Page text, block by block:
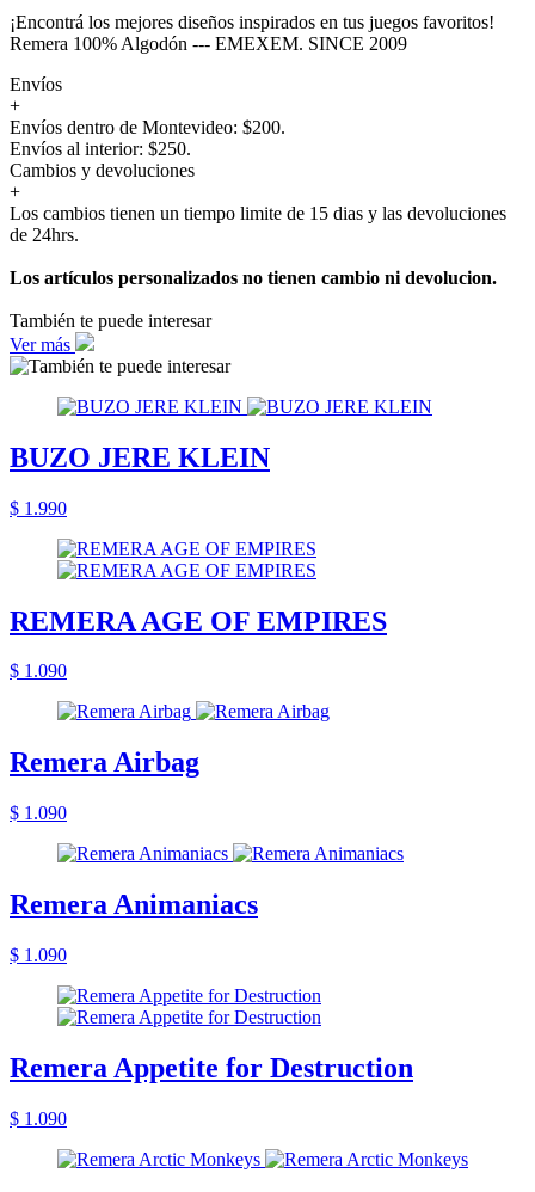
¡Encontrá los mejores diseños inspirados en tus juegos favoritos!
Remera 100% Algodón --- EMEXEM. SINCE 2009
Envíos
+
Envíos dentro de Montevideo: $200.
Envíos al interior: $250.
Cambios y devoluciones
+
Los cambios tienen un tiempo limite de 15 dias y las devoluciones
de 24hrs.
Los artículos personalizados no tienen cambio ni devolucion.
También te puede interesar
Ver más
BUZO JERE KLEIN
$ 1.990
REMERA AGE OF EMPIRES
$ 1.090
Remera Airbag
$ 1.090
Remera Animaniacs
$ 1.090
Remera Appetite for Destruction
$ 1.090